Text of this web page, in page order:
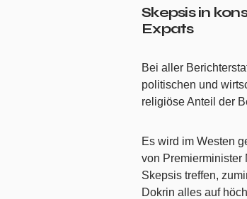
Skepsis in
Expats
Bei aller
politischen und
religiöse Anteil der
Es wird im Westen
von Premierminister
Skepsis treffen,
Dokrin alles auf